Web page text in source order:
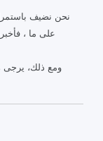
نحن نضيف
على ما ،
ومع ذلك،